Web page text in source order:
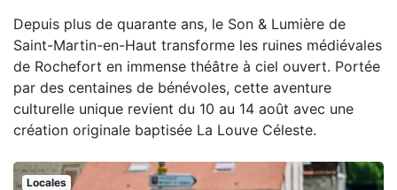
Depuis plus de quarante ans, le Son & Lumière de
Saint-Martin-en-Haut transforme les ruines médiévales
de Rochefort en immense théâtre à ciel ouvert. Portée
par des centaines de bénévoles, cette aventure
culturelle unique revient du 10 au 14 août avec une
création originale baptisée La Louve Céleste.
Locales